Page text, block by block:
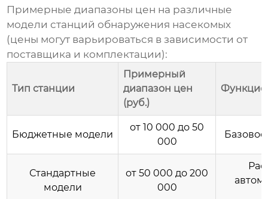
Примерные диапазоны цен на различные
модели станций обнаружения насекомых
(цены могут варьироваться в зависимости от
поставщика и комплектации):
Тип станции
Примерный
диапазон цен
(руб.)
Бюджетные модели
от 10 000 до 50
000
Стандартные
модели
от 50 000 до 200
000